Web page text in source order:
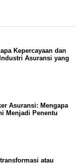
Kepercayaan dan
Asuransi yang
Asuransi: Mengapa
Menjadi Penentu
atau